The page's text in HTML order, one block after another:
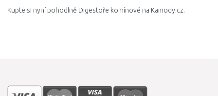
Kupte si nyní pohodlně Digestoře komínové na Kamody.cz.